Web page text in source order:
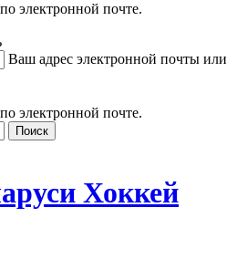
электронной почте.
Ваш адрес электронной почты или
электронной почте.
Хоккей